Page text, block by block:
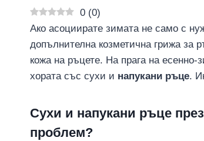
0 (0)
Ако асоциирате зимата не само с
допълнителна козметична грижа за
кожа на ръцете. На прага на
хората със сухи и напукани ръце.
Сухи и напукани ръце
проблем?